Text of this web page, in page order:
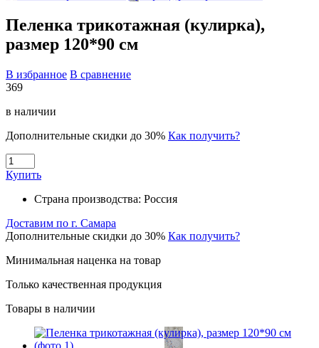
Пеленка трикотажная (кулирка),
размер 120*90 см
В избранное В сравнение
369
в наличии
Дополнительные скидки до 30% Как получить?
Купить
Страна производства: Россия
Доставим по г. Самара
Дополнительные скидки до 30% Как получить?
Минимальная наценка на товар
Только качественная продукция
Товары в наличии